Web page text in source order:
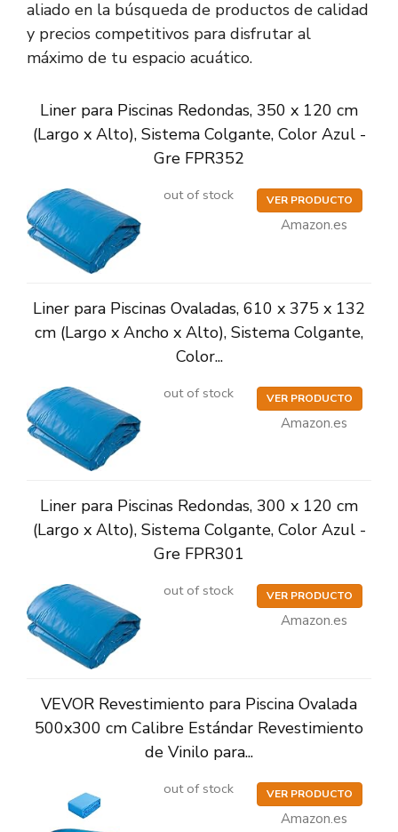
aliado en la búsqueda de productos de calidad
y precios competitivos para disfrutar al
máximo de tu espacio acuático.
Liner para Piscinas Redondas, 350 x 120 cm
(Largo x Alto), Sistema Colgante, Color Azul -
Gre FPR352
out of stock VER PRODUCTO
Amazon.es
Liner para Piscinas Ovaladas, 610 x 375 x 132
cm (Largo x Ancho x Alto), Sistema Colgante,
Color...
out of stock VER PRODUCTO
Amazon.es
Liner para Piscinas Redondas, 300 x 120 cm
(Largo x Alto), Sistema Colgante, Color Azul -
Gre FPR301
out of stock VER PRODUCTO
Amazon.es
VEVOR Revestimiento para Piscina Ovalada
500x300 cm Calibre Estándar Revestimiento
de Vinilo para...
out of stock VER PRODUCTO
Amazon.es